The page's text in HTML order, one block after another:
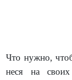
Что нужно,
неся на